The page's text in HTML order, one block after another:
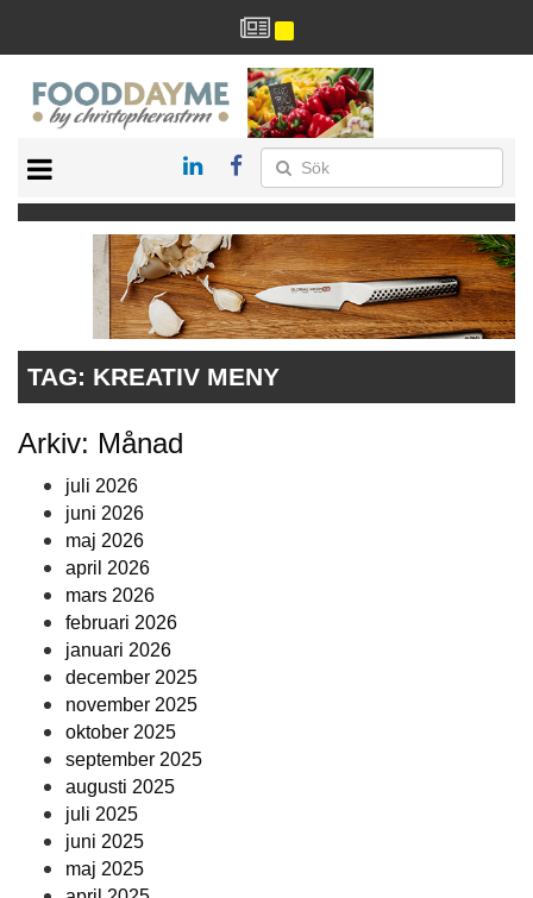
RECEPT
RESTAURANG
TAG: KREATIV MENY
Arkiv: Månad
juli 2026
juni 2026
maj 2026
april 2026
mars 2026
februari 2026
januari 2026
december 2025
november 2025
oktober 2025
september 2025
augusti 2025
juli 2025
juni 2025
maj 2025